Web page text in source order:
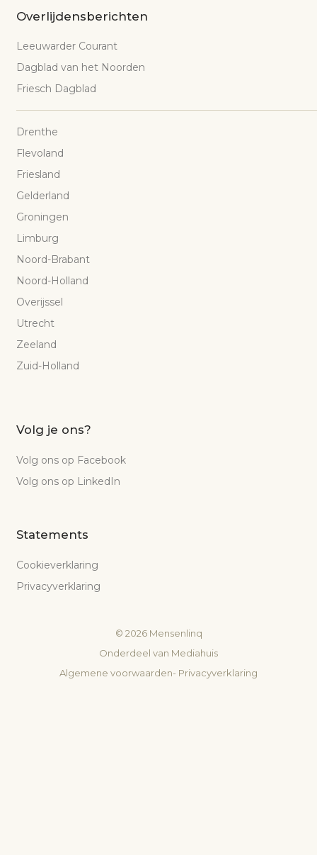
Overlijdensberichten
Leeuwarder Courant
Dagblad van het Noorden
Friesch Dagblad
Drenthe
Flevoland
Friesland
Gelderland
Groningen
Limburg
Noord-Brabant
Noord-Holland
Overijssel
Utrecht
Zeeland
Zuid-Holland
Volg je ons?
Volg ons op Facebook
Volg ons op LinkedIn
Statements
Cookieverklaring
Privacyverklaring
© 2026Mensenlinq
Onderdeel van Mediahuis
Algemene voorwaarden- Privacyverklaring